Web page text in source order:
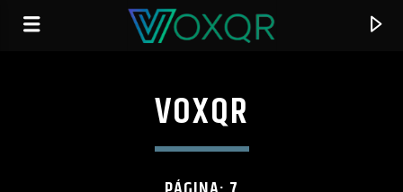
RADIO VOXQR
VOXQR
VOXQR